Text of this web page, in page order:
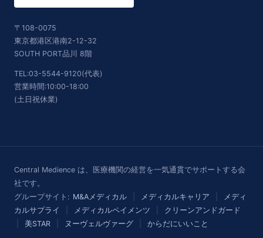
〒108-0075
東京都港区港南2-12-32
SOUTH PORT品川 8階
TEL:03-5544-9120(代表)
営業時間:10:00-18:00
(土日祝休業)
Central Medience は、医療機関の経営を一気通貫でサポートする会
社です。
グループサイト: M&Aメディカル メディカルキャリア
メディ
カルサプライ
メディカルペイメンツ
クリーンアンドガード
美STAR ヌーヴェルヴァーグ からだにいいこと